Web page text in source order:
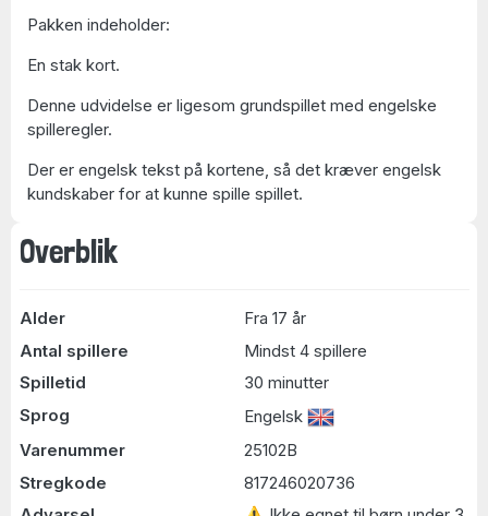
Overblik
Alder
Fra 17 år
Antal spillere
Mindst 4 spillere
Spilletid
30 minutter
Sprog
Engelsk
Varenummer
25102B
Stregkode
817246020736
Pakken indeholder:
En stak kort.
Denne udvidelse er ligesom grundspillet med engelske
spilleregler.
Der er engelsk tekst på kortene, så det kræver engelsk
kundskaber for at kunne spille spillet.